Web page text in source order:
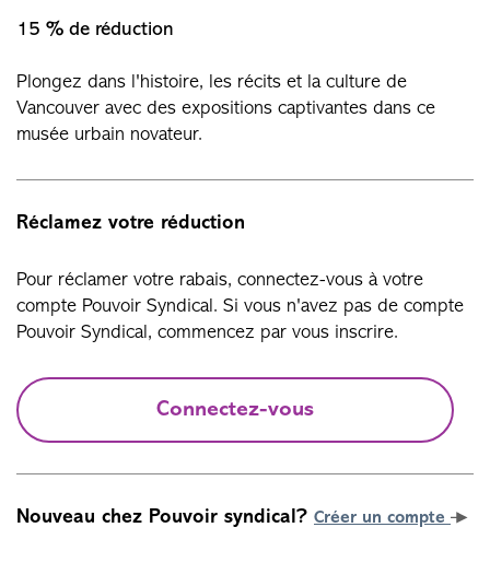
15 % de réduction
Plongez dans l'histoire, les récits et la culture de
Vancouver avec des expositions captivantes dans ce
musée urbain novateur.
Réclamez votre réduction
Pour réclamer votre rabais, connectez-vous à votre
compte Pouvoir Syndical. Si vous n'avez pas de compte
Pouvoir Syndical, commencez par vous inscrire.
Connectez-vous
Nouveau chez Pouvoir syndical? Créer un compte